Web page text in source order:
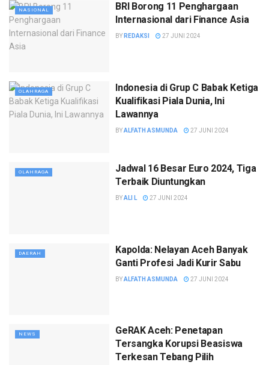
NASIONAL
BRI Borong 11 Penghargaan
Internasional dari Finance Asia
BY REDAKSI 27 JUNI 2024
OLAHRAGA
Indonesia di Grup C Babak Ketiga
Kualifikasi Piala Dunia, Ini
Lawannya
BYALFATH ASMUNDA 27 JUNI 2024
OLAHRAGA
Jadwal 16 Besar Euro 2024, Tiga
Terbaik Diuntungkan
BYALI L 27 JUNI 2024
DAERAH
Kapolda: Nelayan Aceh Banyak
Ganti Profesi Jadi Kurir Sabu
BYALFATH ASMUNDA 27 JUNI 2024
NEWS
GeRAK Aceh: Penetapan
Tersangka Korupsi Beasiswa
Terkesan Tebang Pilih